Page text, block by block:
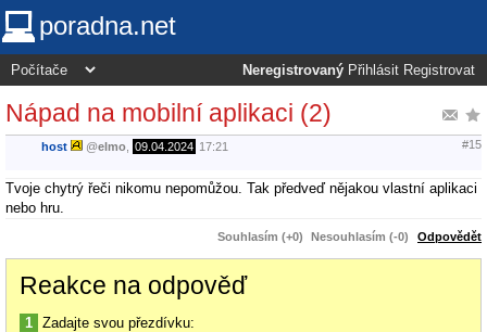
poradna.net
Neregistrovaný Přihlásit Registrovat
Nápad na mobilní aplikaci (2)
host @elmo 09.04.2024 17:21 #15
Tvoje chytrý řeči nikomu nepomůžou. Tak předveď nějakou vlastní aplikaci
nebo hru.
Souhlasím (+0) Nesouhlasím (-0) Odpovědět
Reakce na odpověď
1 Zadajte svou přezdívku: